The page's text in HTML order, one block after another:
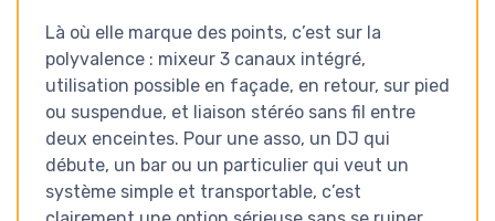
Là où elle marque des points, c’est sur la
polyvalence : mixeur 3 canaux intégré,
utilisation possible en façade, en retour, sur pied
ou suspendue, et liaison stéréo sans fil entre
deux enceintes. Pour une asso, un DJ qui
débute, un bar ou un particulier qui veut un
système simple et transportable, c’est